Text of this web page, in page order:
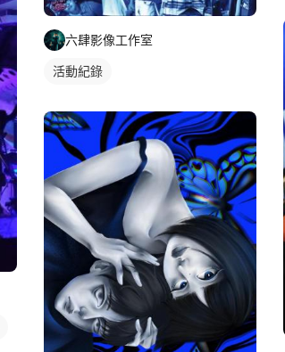
六肆影像工作室
活動紀錄